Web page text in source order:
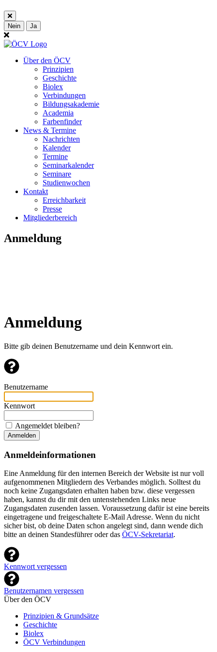
Nein Ja
Über den ÖCV
Prinzipien
Geschichte
Biolex
Verbindungen
Bildungsakademie
Academia
Farbenfinder
News & Termine
Nachrichten
Kalender
Termine
Seminarkalender
Seminare
Studienwochen
Kontakt
Erreichbarkeit
Presse
Mitgliederbereich
Anmeldung
Anmeldung
Bitte gib deinen Benutzername und dein Kennwort ein.
Benutzername
Kennwort
Angemeldet bleiben?
Anmelden
Anmeldeinformationen
Eine Anmeldung für den internen Bereich der Website ist nur voll
aufgenommenen Mitgliedern des Verbandes möglich. Solltest du
noch keine Zugangsdaten erhalten haben bzw. diese vergessen
haben, kannst du dir mit den untenstehenden Links neue
Zugangsdaten zusenden lassen. Voraussetzung dafür ist eine bereits
eingetragene und freigeschaltete E-Mail Adresse. Wenn du nicht
sicher bist, ob deine Daten schon angelegt sind, dann wende dich
bitte an deinen Standesführer oder das ÖCV-Sekretariat.
Kennwort vergessen
Benutzernamen vergessen
Über den ÖCV
Prinzipien & Grundsätze
Geschichte
Biolex
ÖCV Verbindungen